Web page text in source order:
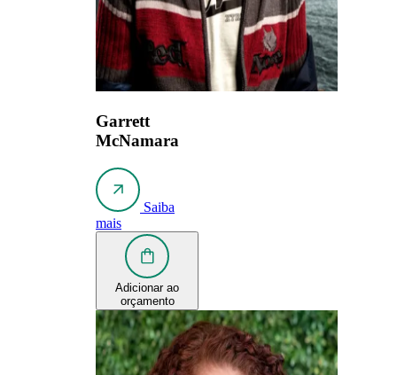
Garrett
McNamara
Saiba
mais
Adicionar ao
orçamento